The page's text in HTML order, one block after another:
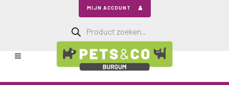
zoeken
MIJN ACCOUNT